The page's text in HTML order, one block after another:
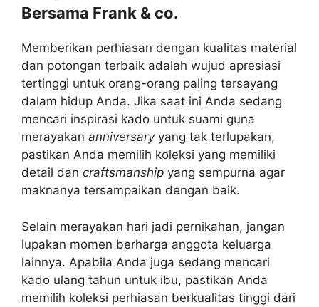
Bersama Frank & co.
Memberikan perhiasan dengan kualitas material
dan potongan terbaik adalah wujud apresiasi
tertinggi untuk orang-orang paling tersayang
dalam hidup Anda. Jika saat ini Anda sedang
mencari inspirasi kado untuk suami guna
merayakan anniversaryyang tak terlupakan,
pastikan Anda memilih koleksi yang memiliki
detail dan craftsmanship yang sempurna agar
maknanya tersampaikan dengan baik.
Selain merayakan hari jadi pernikahan, jangan
lupakan momen berharga anggota keluarga
lainnya. Apabila Anda juga sedang mencari
kado ulang tahun untuk ibu, pastikan Anda
memilih koleksi perhiasan berkualitas tinggi dari